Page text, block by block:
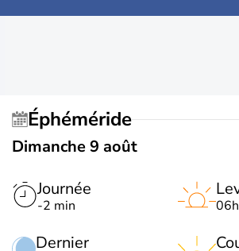
Éphéméride
Dimanche 9 août
Journée
-2 min
Dernier